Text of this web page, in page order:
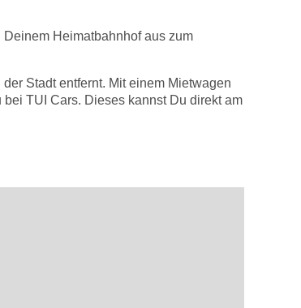
Heimatbahnhof aus zum
Stadt entfernt. Mit einem Mietwagen
TUI Cars. Dieses kannst Du direkt am